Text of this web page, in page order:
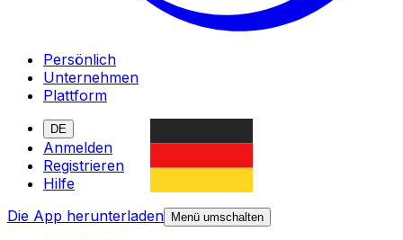
Persönlich
Unternehmen
Plattform
DE
Anmelden
Registrieren
Hilfe
Die App herunterladen
Menü umschalten